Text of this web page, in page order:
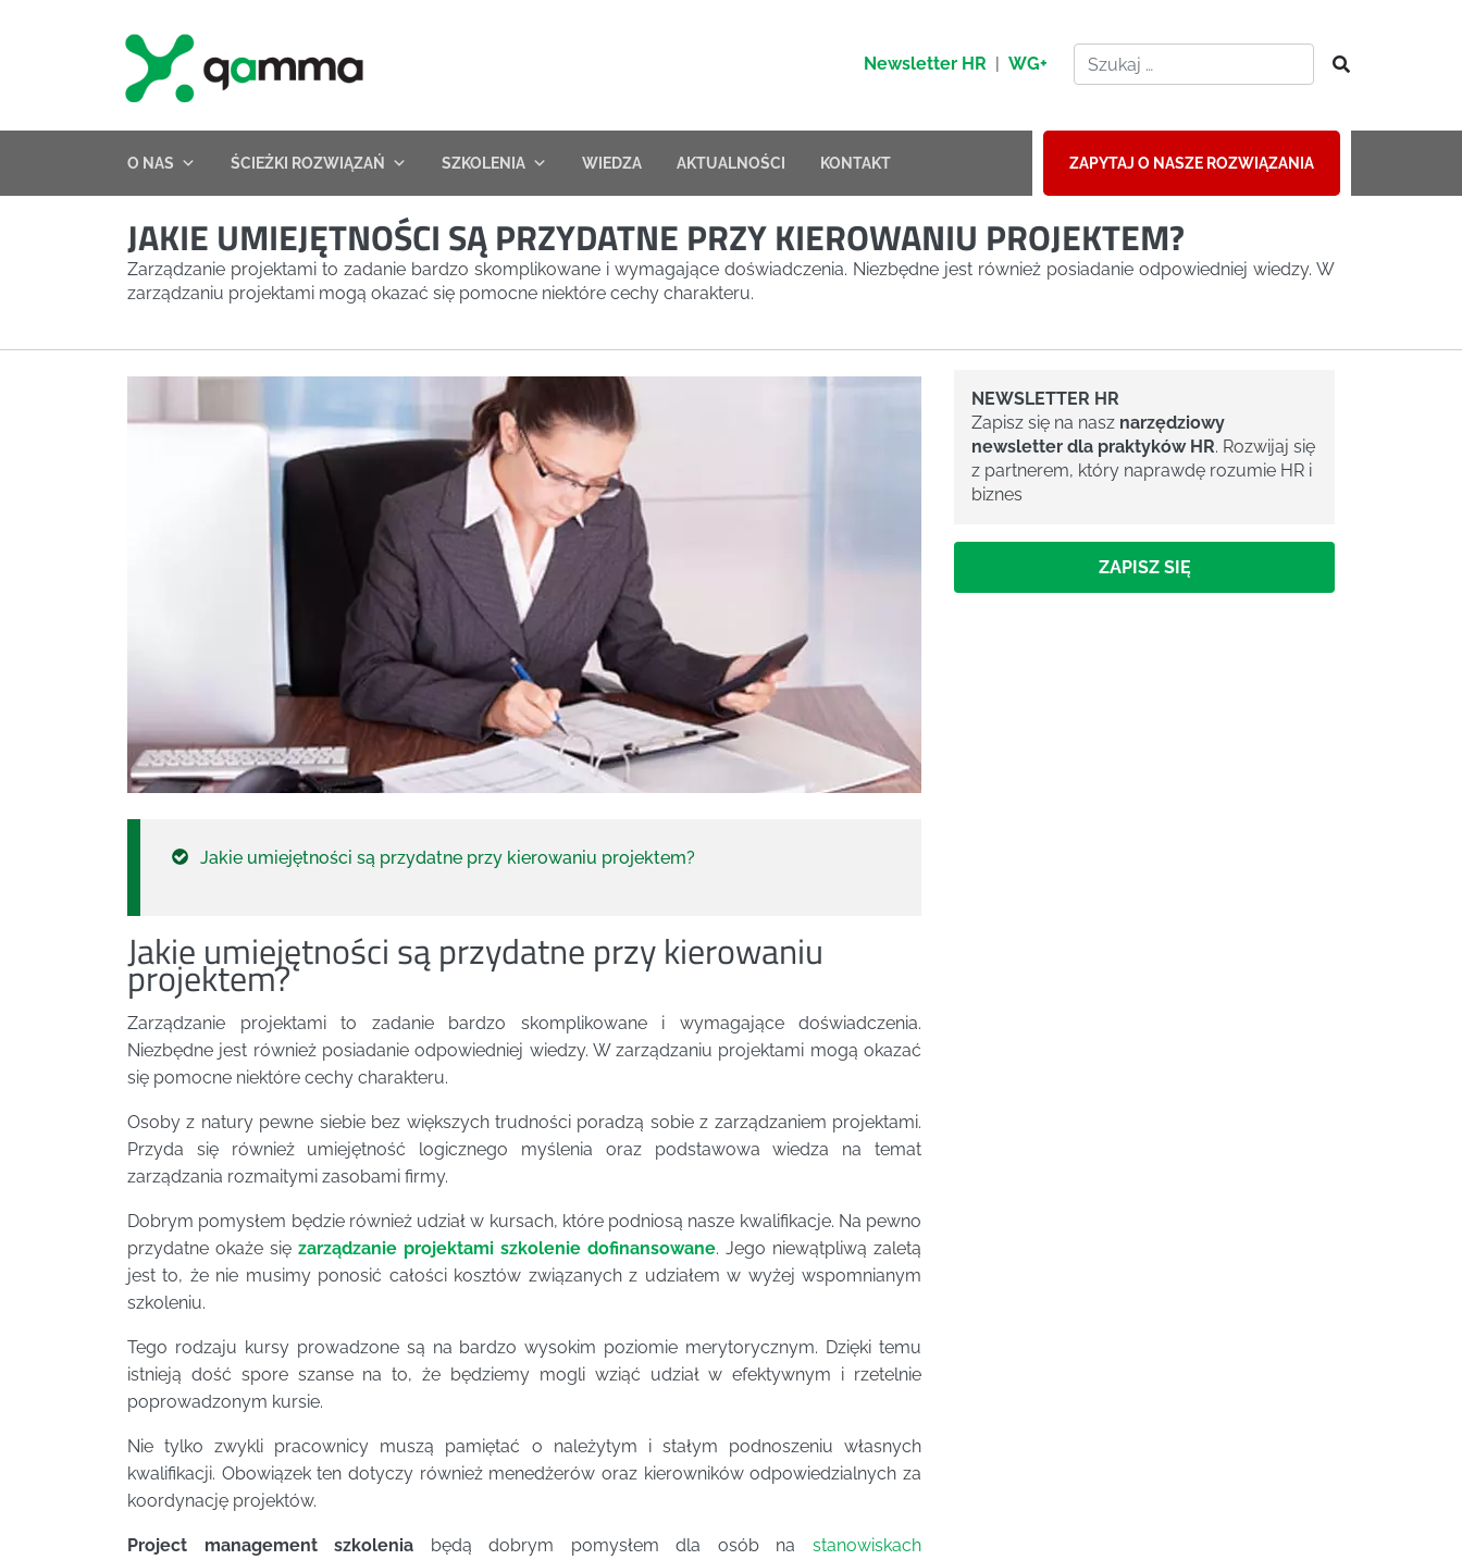
Newsletter HR | WG+
O NAS ŚCIEŻKI ROZWIĄZAŃ SZKOLENIA WIEDZA AKTUALNOŚCI KONTAKT ZAPYTAJ O NASZE ROZWIĄZANIA
JAKIE UMIEJĘTNOŚCI SĄ PRZYDATNE PRZY KIEROWANIU PROJEKTEM?
Zarządzanie projektami to zadanie bardzo skomplikowane i wymagające doświadczenia. Niezbędne jest również posiadanie odpowiedniej wiedzy. W
zarządzaniu projektami mogą okazać się pomocne niektóre cechy charakteru.
Jakie umiejętności są przydatne przy kierowaniu projektem?
Jakie umiejętności są przydatne przy kierowaniu
projektem?
Zarządzanie projektami to zadanie bardzo skomplikowane i wymagające doświadczenia.
Niezbędne jest również posiadanie odpowiedniej wiedzy. W zarządzaniu projektami mogą okazać
się pomocne niektóre cechy charakteru.
Osoby z natury pewne siebie bez większych trudności poradzą sobie z zarządzaniem projektami.
Przyda się również umiejętność logicznego myślenia oraz podstawowa wiedza na temat
zarządzania rozmaitymi zasobami firmy.
Dobrym pomysłem będzie również udział w kursach, które podniosą nasze kwalifikacje. Na pewno
przydatne okaże się zarządzanie projektami szkolenie dofinansowane. Jego niewątpliwą zaletą
jest to, że nie musimy ponosić całości kosztów związanych z udziałem w wyżej wspomnianym
szkoleniu.
Tego rodzaju kursy prowadzone są na bardzo wysokim poziomie merytorycznym. Dzięki temu
istnieją dość spore szanse na to, że będziemy mogli wziąć udział w efektywnym i rzetelnie
poprowadzonym kursie.
Nie tylko zwykli pracownicy muszą pamiętać o należytym i stałym podnoszeniu własnych
kwalifikacji. Obowiązek ten dotyczy również menedżerów oraz kierowników odpowiedzialnych za
koordynację projektów.
Project management szkolenia będą dobrym pomysłem dla osób nastanowiskach
NEWSLETTER HR
Zapisz się na nasz narzędziowy
newsletter dla praktyków HR. Rozwijaj się
z partnerem, który naprawdę rozumie HR i
biznes
ZAPISZ SIĘ